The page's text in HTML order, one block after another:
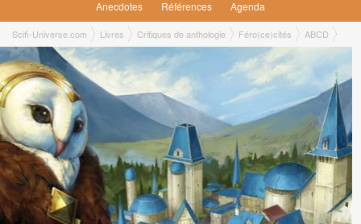
Anecdotes
Références Agenda
Scifi-Universe.com Livres Critiques de anthologie Féro(ce)cités ABCD